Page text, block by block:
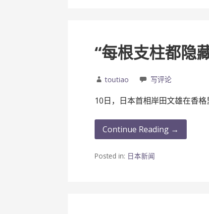
“每根支柱都隐
toutiao 写评论
10日，日本首相岸田文雄在香
Continue Reading →
Posted in: 日本新闻